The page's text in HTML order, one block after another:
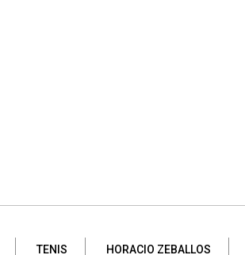
TENIS HORACIO ZEBALLOS